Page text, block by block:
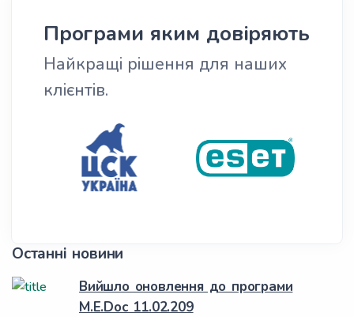
Програми яким довіряють
Найкращі рішення для наших
клієнтів.
Останні новини
Вийшло оновлення до програми
M.E.Doc 11.02.209